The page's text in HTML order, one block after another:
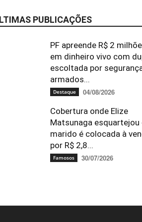
PUBLICAÇÕES
PF apreende R$ 2
em dinheiro vivo com
escoltada por
armados...
Destaque 04/08/2026
Cobertura onde Elize
Matsunaga esquartejou
marido é colocada à
por R$ 2,8...
Famosos 30/07/2026